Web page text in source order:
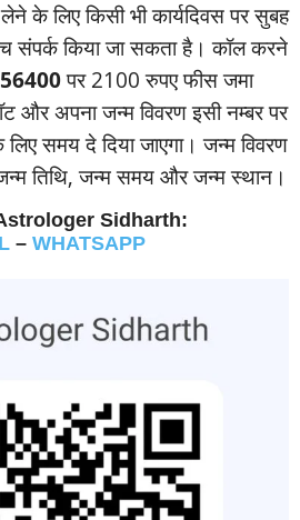
के लिए किसी भी कार्यदिवस पर सुबह
संपर्क किया जा सकता है। कॉल करने
पर 2100 रुपए फीस जमा
और अपना जन्‍म विवरण इसी नम्‍बर पर
समय दे दिया जाएगा। जन्‍म विवरण
तिथि, जन्‍म समय और जन्‍म स्‍थान।
Sidharth:
– WHATSAPP